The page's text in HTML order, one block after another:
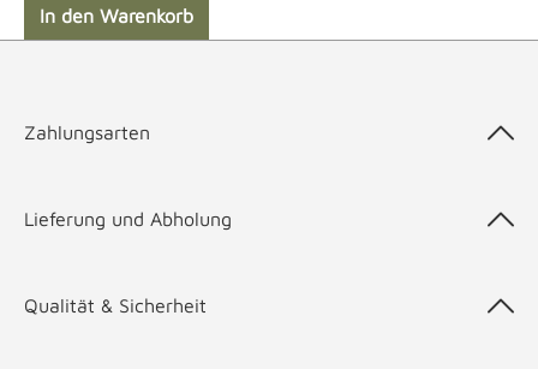
In den Warenkorb
Zahlungsarten
Lieferung und Abholung
Qualität & Sicherheit